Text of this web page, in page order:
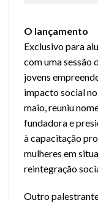
O lançamento
Exclusivo para
com uma sessão
jovens
impacto social
maio, reuniu
fundadora e
à capacitação
mulheres em
reintegração
Outro